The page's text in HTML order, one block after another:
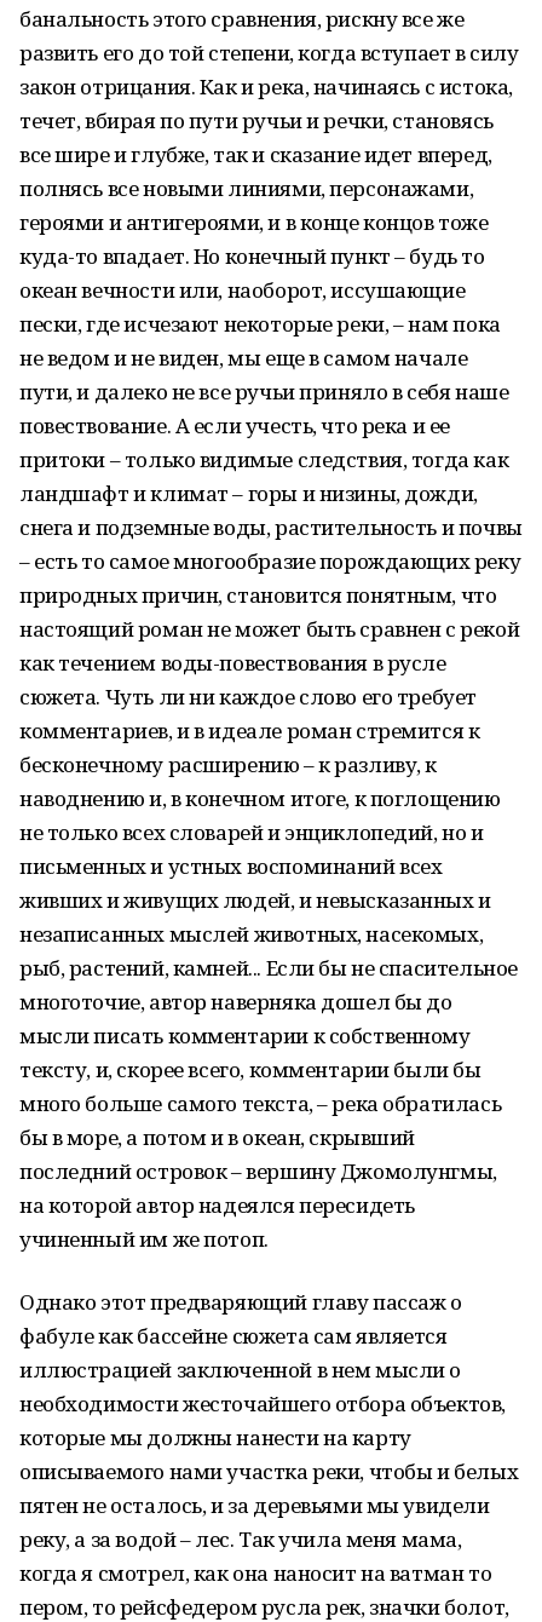
банальность этого сравнения, рискну все же
развить его до той степени, когда вступает в силу
закон отрицания. Как и река, начинаясь с истока,
течет, вбирая по пути ручьи и речки, становясь
все шире и глубже, так и сказание идет вперед,
полнясь все новыми линиями, персонажами,
героями и антигероями, и в конце концов тоже
куда-то впадает. Но конечный пункт – будь то
океан вечности или, наоборот, иссушающие
пески, где исчезают некоторые реки, – нам пока
не ведом и не виден, мы еще в самом начале
пути, и далеко не все ручьи приняло в себя наше
повествование. А если учесть, что река и ее
притоки – только видимые следствия, тогда как
ландшафт и климат – горы и низины, дожди,
снега и подземные воды, растительность и почвы
– есть то самое многообразие порождающих реку
природных причин, становится понятным, что
настоящий роман не может быть сравнен с рекой
как течением воды-повествования в русле
сюжета. Чуть ли ни каждое слово его требует
комментариев, и в идеале роман стремится к
бесконечному расширению – к разливу, к
наводнению и, в конечном итоге, к поглощению
не только всех словарей и энциклопедий, но и
письменных и устных воспоминаний всех
живших и живущих людей, и невысказанных и
незаписанных мыслей животных, насекомых,
рыб, растений, камней... Если бы не спасительное
многоточие, автор наверняка дошел бы до
мысли писать комментарии к собственному
тексту, и, скорее всего, комментарии были бы
много больше самого текста, – река обратилась
бы в море, а потом и в океан, скрывший
последний островок – вершину Джомолунгмы,
на которой автор надеялся пересидеть
учиненный им же потоп.
Однако этот предваряющий главу пассаж о
фабуле как бассейне сюжета сам является
иллюстрацией заключенной в нем мысли о
необходимости жесточайшего отбора объектов,
которые мы должны нанести на карту
описываемого нами участка реки, чтобы и белых
пятен не осталось, и за деревьями мы увидели
реку, а за водой – лес. Так учила меня мама,
когда я смотрел, как она наносит на ватман то
пером, то рейсфедером русла рек, значки болот,